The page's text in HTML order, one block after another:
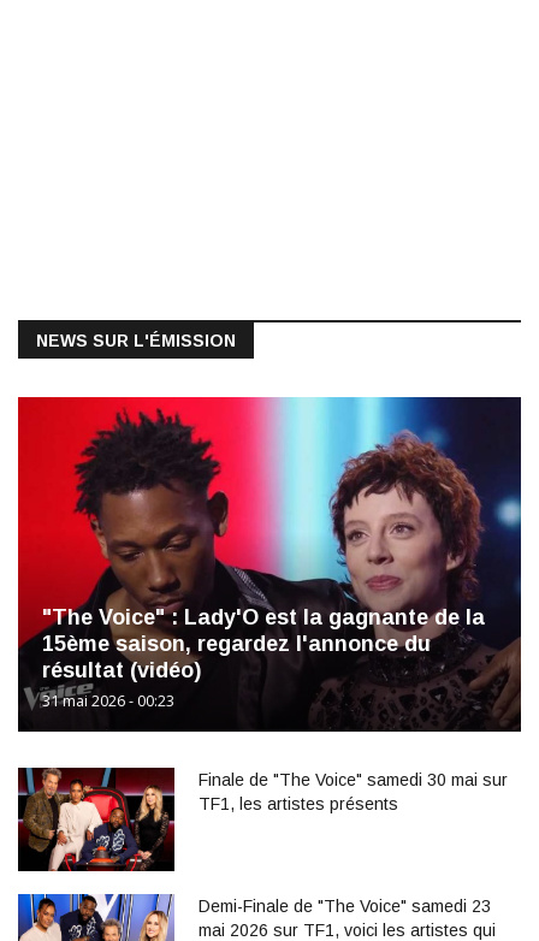
NEWS SUR L'ÉMISSION
"The Voice" : Lady'O est la gagnante de la
15ème saison, regardez l'annonce du
résultat (vidéo)
31 mai 2026 - 00:23
Finale de "The Voice" samedi 30 mai sur
TF1, les artistes présents
Demi-Finale de "The Voice" samedi 23
mai 2026 sur TF1, voici les artistes qui